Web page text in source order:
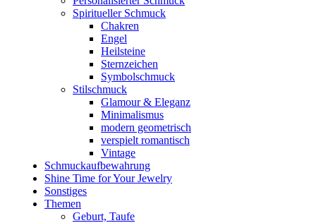
Spiritueller Schmuck
Chakren
Engel
Heilsteine
Sternzeichen
Symbolschmuck
Stilschmuck
Glamour & Eleganz
Minimalismus
modern geometrisch
verspielt romantisch
Vintage
Schmuckaufbewahrung
Shine Time for Your Jewelry
Sonstiges
Themen
Geburt, Taufe